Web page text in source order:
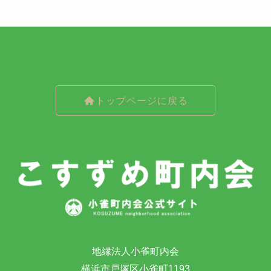
トップページに戻る
地縁法人小雀町内会
横浜市戸塚区小雀町1193